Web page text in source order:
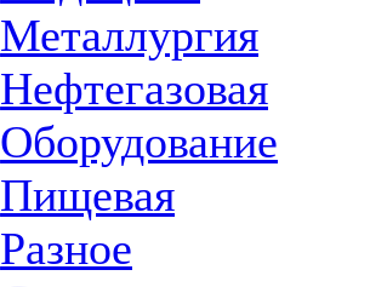
Металлургия
Нефтегазовая
Оборудование
Пищевая
Разное